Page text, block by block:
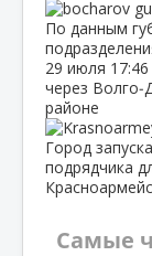
По данным
29 июля 17:46
через
районе
Город
подрядчика
Самые